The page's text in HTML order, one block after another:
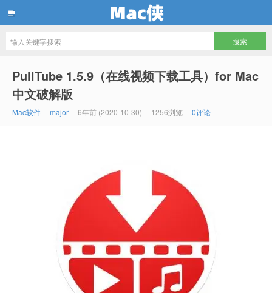
PullTube 1.5.9（在线视频下载工具）for Mac
中文破解版
Mac软件 major 6年前 (2020-10-30) 1256浏览 0评论